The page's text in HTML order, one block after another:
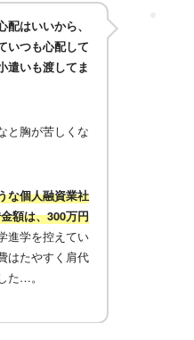
配はいいから、
いつも心配して
遣いも渡してま
と胸が苦しくな
な個人融資業社
額は、300万円
進学を控えてい
はたやすく肩代
た…。